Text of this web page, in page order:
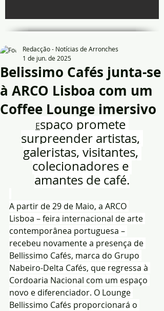
Belissimo Cafés junta-se
à ARCO Lisboa com um
Coffee Lounge imersivo
Redacção - Notícias de Arronches
1 de jun. de 2025
Espaço promete
surpreender artistas,
galeristas, visitantes,
colecionadores e
amantes de café.
A partir de 29 de Maio, a ARCO
Lisboa – feira internacional de arte
contemporânea portuguesa –
recebeu novamente a presença de
Bellissimo Cafés, marca do Grupo
Nabeiro-Delta Cafés, que regressa à
Cordoaria Nacional com um espaço
novo e diferenciador. O Lounge
Bellissimo Cafés proporcionará o